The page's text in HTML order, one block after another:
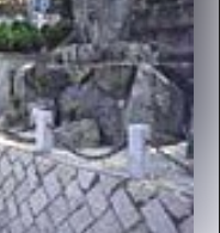
าล
า
ทราเวล
รชิม่า
รชิม่า